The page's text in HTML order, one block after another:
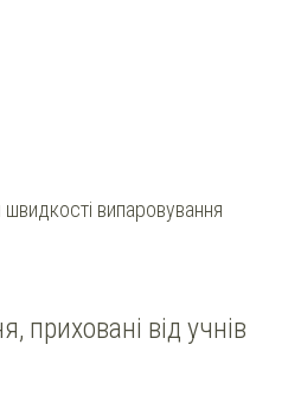
випаровування
приховані від учнів